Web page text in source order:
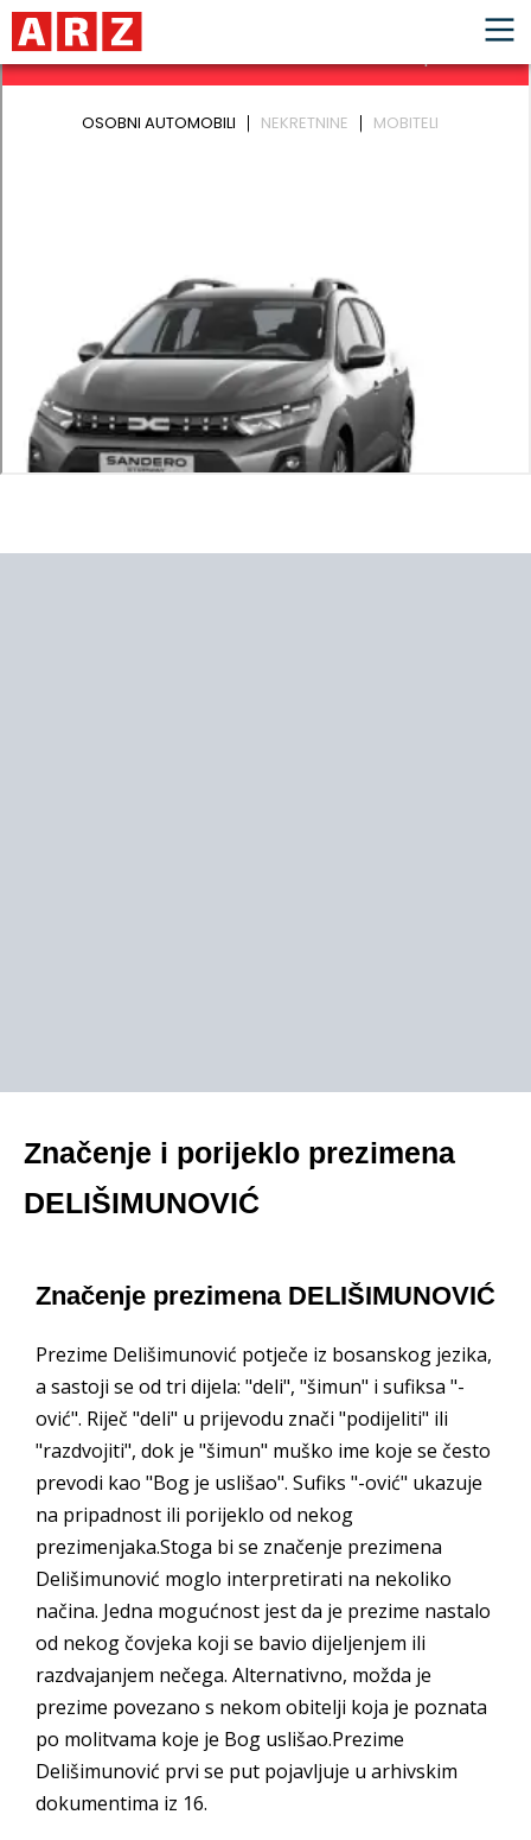
Značenje i porijeklo prezimena
DELIŠIMUNOVIĆ
Značenje prezimena DELIŠIMUNOVIĆ
Prezime Delišimunović potječe iz bosanskog jezika,
a sastoji se od tri dijela: "deli", "šimun" i sufiksa "-
ović". Riječ "deli" u prijevodu znači "podijeliti" ili
"razdvojiti", dok je "šimun" muško ime koje se često
prevodi kao "Bog je uslišao". Sufiks "-ović" ukazuje
na pripadnost ili porijeklo od nekog
prezimenjaka.Stoga bi se značenje prezimena
Delišimunović moglo interpretirati na nekoliko
načina. Jedna mogućnost jest da je prezime nastalo
od nekog čovjeka koji se bavio dijeljenjem ili
razdvajanjem nečega. Alternativno, možda je
prezime povezano s nekom obitelji koja je poznata
po molitvama koje je Bog uslišao.Prezime
Delišimunović prvi se put pojavljuje u arhivskim
dokumentima iz 16.